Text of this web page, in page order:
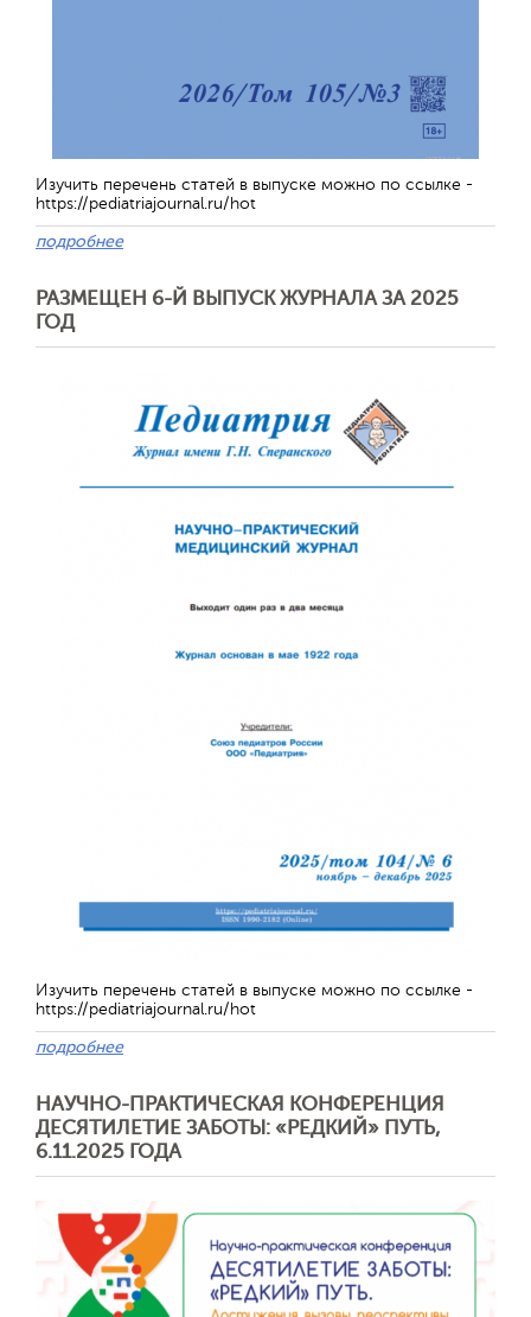
Изучить перечень статей в выпуске можно по ссылке -
https://pediatriajournal.ru/hot
подробнее
РАЗМЕЩЕН 6-Й ВЫПУСК ЖУРНАЛА ЗА 2025
ГОД
Изучить перечень статей в выпуске можно по ссылке -
https://pediatriajournal.ru/hot
подробнее
НАУЧНО-ПРАКТИЧЕСКАЯ КОНФЕРЕНЦИЯ
ДЕСЯТИЛЕТИЕ ЗАБОТЫ: «РЕДКИЙ» ПУТЬ,
6.11.2025 ГОДА
Обратная